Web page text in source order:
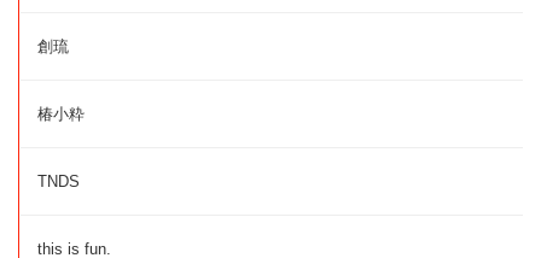
創琉
椿小粋
TNDS
this is fun.